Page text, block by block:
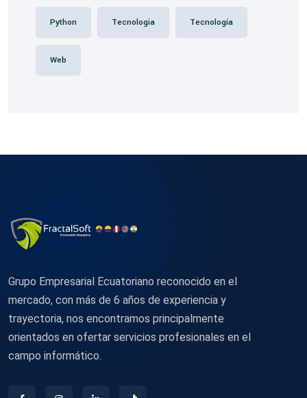
Python Tecnologia Tecnología
Web
Grupo Empresarial Ecuatoriano reconocido en el
mercado, con más de 6 años de experiencia y
trayectoria, nos encontramos principalmente
orientados en ofertar servicios profesionales en el
campo informático.